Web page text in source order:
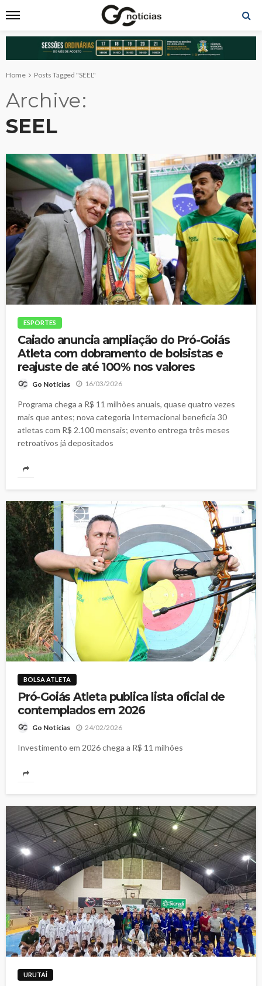
Home Posts Tagged "SEEL"
Archive
SEEL
ESPORTES
Caiado anuncia ampliação do Pró-Goiás
Atleta com dobramento de bolsistas e
reajuste de até 100% nos valores
Go Notícias 16/03/2026
Programa chega a R$ 11 milhões anuais, quase quatro vezes
mais que antes; nova categoria Internacional beneficia 30
atletas com R$ 2.100 mensais; evento entrega três meses
retroativos já depositados
BOLSA ATLETA
Pró-Goiás Atleta publica lista oficial de
contemplados em 2026
Go Notícias 24/02/2026
Investimento em 2026 chega a R$ 11 milhões
URUTAÍ